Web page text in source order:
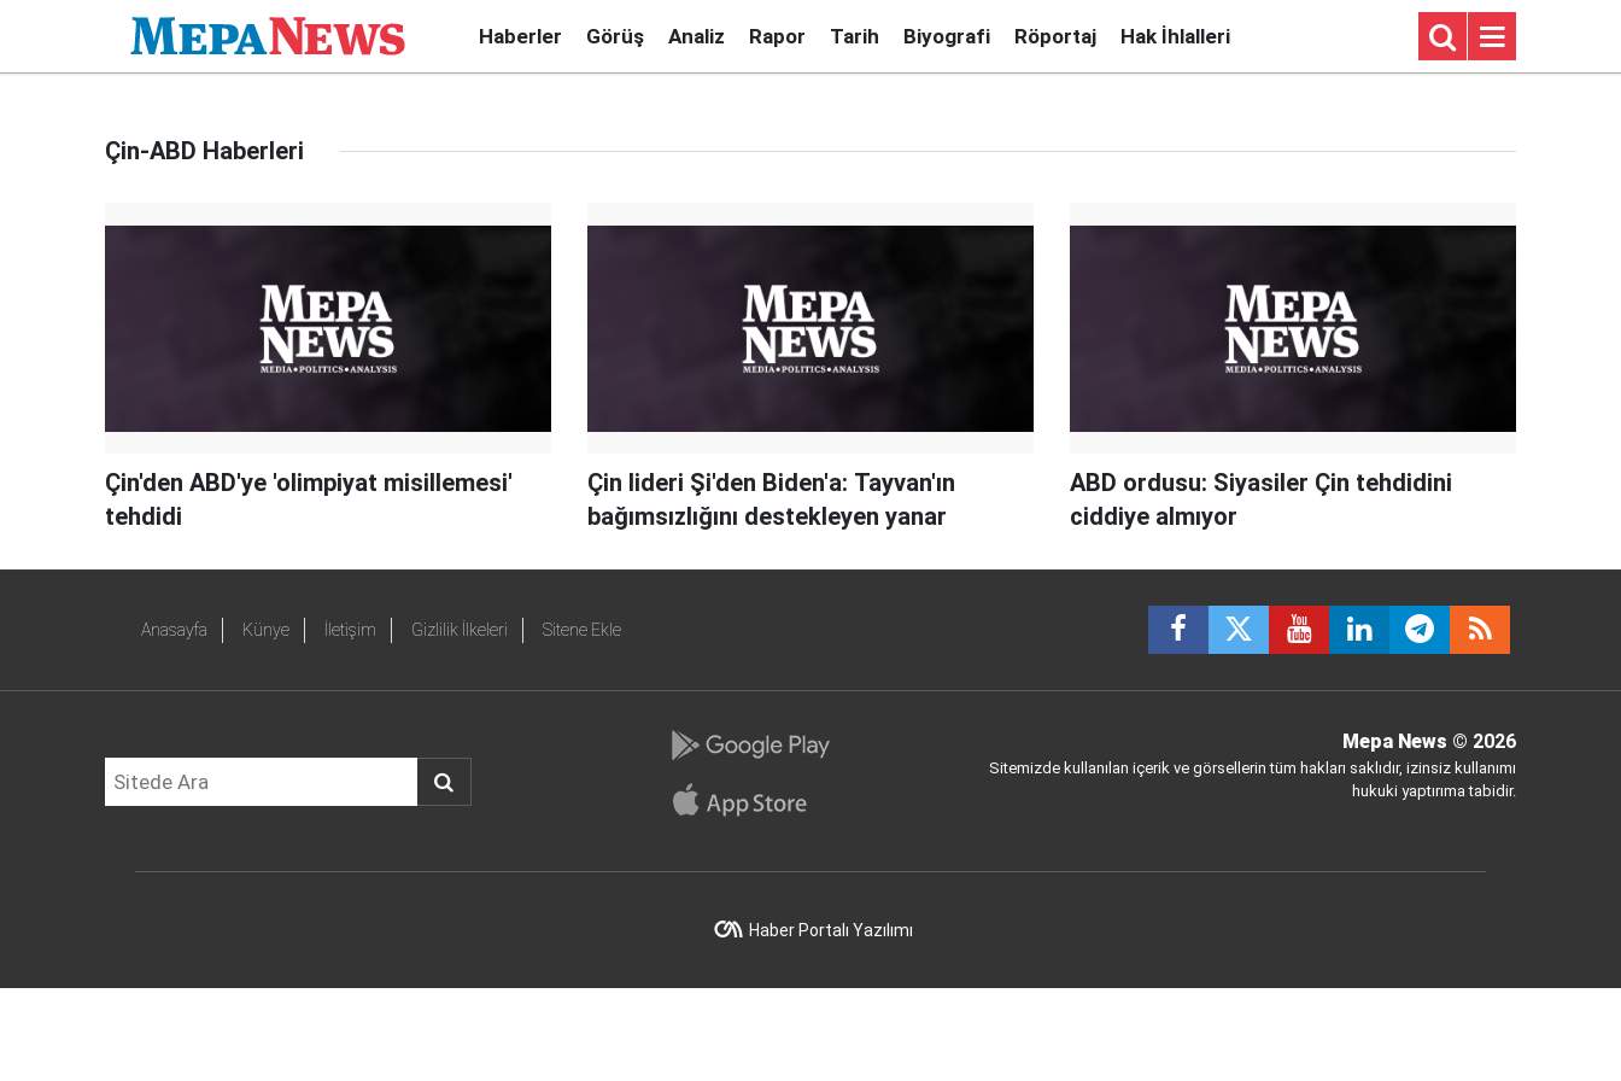
Haberler Görüş Analiz Rapor Tarih Biyografi Röportaj Hak İhlalleri
Çin-ABD Haberleri
Çin'den ABD'ye 'olimpiyat misillemesi'
tehdidi
Çin lideri Şi'den Biden'a: Tayvan'ın
bağımsızlığını destekleyen yanar
ABD ordusu: Siyasiler Çin tehdidini
ciddiye almıyor
Anasayfa Künye İletişim Gizlilik İlkeleri Sitene Ekle
Mepa News © 2026
Sitemizde kullanılan içerik ve görsellerin tüm hakları saklıdır, izinsiz kullanımı
hukuki yaptırıma tabidir.
Haber Portalı Yazılımı